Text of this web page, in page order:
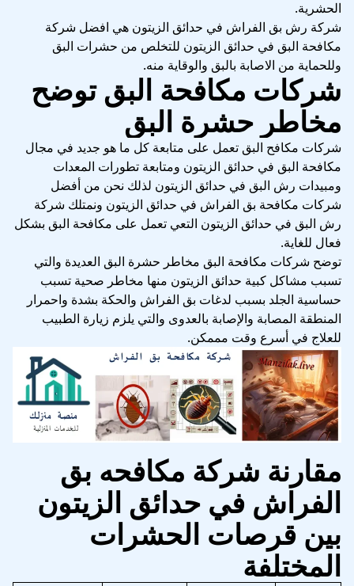
الحشرية.
شركة رش بق الفراش في حدائق الزيتون هي افضل شركة
مكافحة البق في حدائق الزيتون للتخلص من حشرات البق
وللحماية من الاصابة بالبق والوقاية منه.
شركات مكافحة البق توضح
مخاطر حشرة البق
شركات مكافح البق تعمل على متابعة كل ما هو جديد في مجال
مكافحة البق في حدائق الزيتون ومتابعة تطورات المعدات
ومبيدات رش البق في حدائق الزيتون لذلك نحن من أفضل
شركات مكافحة بق الفراش في حدائق الزيتون ونمتلك شركة
رش البق في حدائق الزيتون التعي تعمل على مكافحة البق بشكل
فعال للغاية.
توضح شركات مكافحة البق مخاطر حشرة البق العديدة والتي
تسبب مشاكل كبية حدائق الزيتون منها مخاطر صحية تسبب
حساسية الجلد بسبب لدغات بق الفراش والحكة بشدة واحمرار
المنطقة المصابة والإصابة بالعدوى والتي يلزم زيارة الطبيب
للعلاج في أسرع وقت مممكن.
مقارنة شركة مكافحه بق
الفراش في حدائق الزيتون
بين قرصات الحشرات
المختلفة